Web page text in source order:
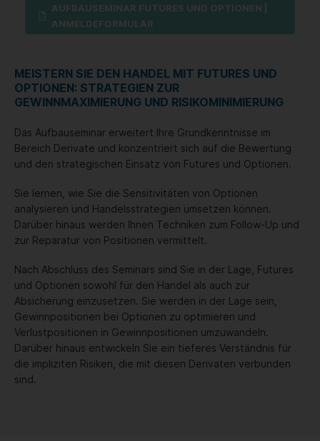
AUFBAUSEMINAR FUTURES UND OPTIONEN |
ANMELDEFORMULAR
MEISTERN SIE DEN HANDEL MIT FUTURES UND
OPTIONEN: STRATEGIEN ZUR
GEWINNMAXIMIERUNG UND RISIKOMINIMIERUNG
Das Aufbauseminar erweitert Ihre Grundkenntnisse im
Bereich Derivate und konzentriert sich auf die Bewertung
und den strategischen Einsatz von Futures und Optionen.
Sie lernen, wie Sie die Sensitivitäten von Optionen
analysieren und Handelsstrategien umsetzen können.
Darüber hinaus werden Ihnen Techniken zum Follow-Up und
zur Reparatur von Positionen vermittelt.
Nach Abschluss des Seminars sind Sie in der Lage, Futures
und Optionen sowohl für den Handel als auch zur
Absicherung einzusetzen. Sie werden in der Lage sein,
Gewinnpositionen bei Optionen zu optimieren und
Verlustpositionen in Gewinnpositionen umzuwandeln.
Darüber hinaus entwickeln Sie ein tieferes Verständnis für
die impliziten Risiken, die mit diesen Derivaten verbunden
sind.